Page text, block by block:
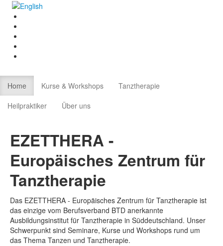
Home Kurse & Workshops
Tanztherapie
Heilpraktiker
Über uns
EZETTHERA -
Europäisches Zentrum für
Tanztherapie
Das EZETTHERA - Europäisches Zentrum für Tanztherapie ist
das einzige vom Berufsverband BTD anerkannte
Ausbildungsinstitut für Tanztherapie in Süddeutschland. Unser
Schwerpunkt sind Seminare, Kurse und Workshops rund um
das Thema Tanzen und Tanztherapie.